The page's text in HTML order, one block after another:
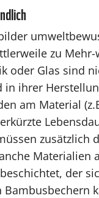
zu Mehr-
oder Glas sind
in ihrer
am Material
zusätzlich
Materialien
der